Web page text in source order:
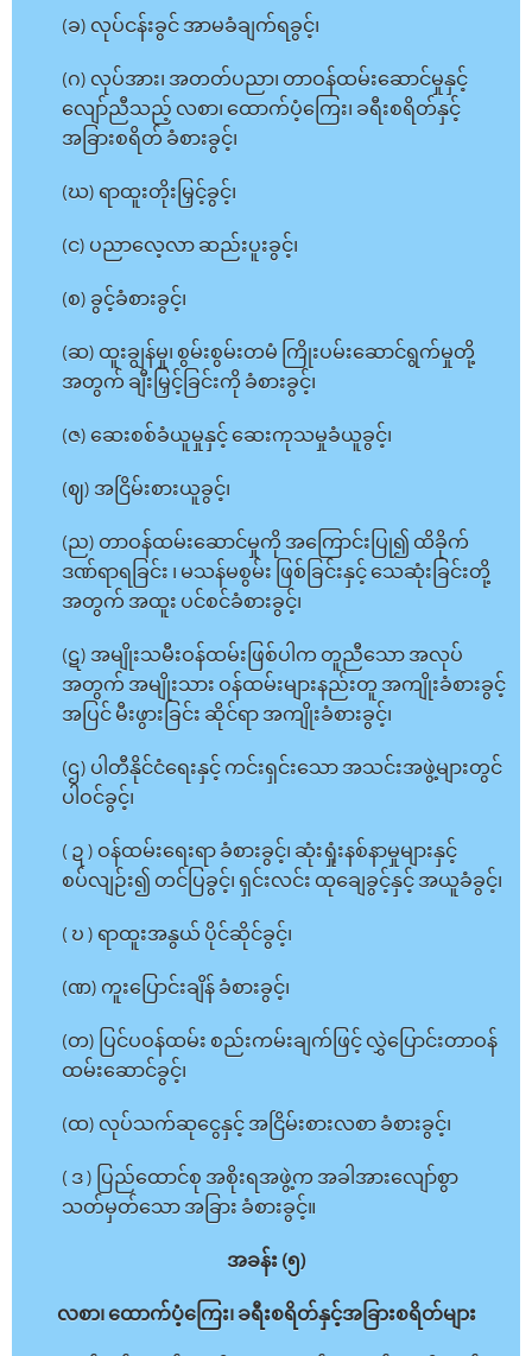
(ခ) လုပ်ငန်းခွင် အာမခံချက်ရခွင့်၊
(ဂ) လုပ်အား၊ အတတ်ပညာ၊ တာဝန်ထမ်းဆောင်မှုနှင့်
လျော်ညီသည့် လစာ၊ ထောက်ပံ့ကြေး၊ ခရီးစရိတ်နှင့်
အခြားစရိတ် ခံစားခွင့်၊
(ဃ) ရာထူးတိုးမြှင့်ခွင့်၊
(င) ပညာလေ့လာ ဆည်းပူးခွင့်၊
(စ) ခွင့်ခံစားခွင့်၊
(ဆ) ထူးချွန်မှု၊ စွမ်းစွမ်းတမံ ကြိုးပမ်းဆောင်ရွက်မှုတို့
အတွက် ချီးမြှင့်ခြင်းကို ခံစားခွင့်၊
(ဇ) ဆေးစစ်ခံယူမှုနှင့် ဆေးကုသမှုခံယူခွင့်၊
(ဈ) အငြိမ်းစားယူခွင့်၊
(ည) တာဝန်ထမ်းဆောင်မှုကို အကြောင်းပြု၍ ထိခိုက်
ဒဏ်ရာရခြင်း ၊ မသန်မစွမ်း ဖြစ်ခြင်းနှင့် သေဆုံးခြင်းတို့
အတွက် အထူး ပင်စင်ခံစားခွင့်၊
(ဋ) အမျိုးသမီးဝန်ထမ်းဖြစ်ပါက တူညီသော အလုပ်
အတွက် အမျိုးသား ဝန်ထမ်းများနည်းတူ အကျိုးခံစားခွင့်
အပြင် မီးဖွားခြင်း ဆိုင်ရာ အကျိုးခံစားခွင့်၊
(ဌ) ပါတီနိုင်ငံရေးနှင့် ကင်းရှင်းသော အသင်းအဖွဲ့များတွင်
ပါဝင်ခွင့်၊
( ဍ ) ဝန်ထမ်းရေးရာ ခံစားခွင့်၊ ဆုံးရှုံးနစ်နာမှုများနှင့်
စပ်လျဉ်း၍ တင်ပြခွင့်၊ ရှင်းလင်း ထုချေခွင့်နှင့် အယူခံခွင့်၊
( ဎ ) ရာထူးအနွယ် ပိုင်ဆိုင်ခွင့်၊
(ဏ) ကူးပြောင်းချိန် ခံစားခွင့်၊
(တ) ပြင်ပဝန်ထမ်း စည်းကမ်းချက်ဖြင့် လွှဲပြောင်းတာဝန်
ထမ်းဆောင်ခွင့်၊
(ထ) လုပ်သက်ဆုငွေနှင့် အငြိမ်းစားလစာ ခံစားခွင့်၊
( ဒ ) ပြည်ထောင်စု အစိုးရအဖွဲ့က အခါအားလျော်စွာ
သတ်မှတ်သော အခြား ခံစားခွင့်။
အခန်း (၅)
လစာ၊ ထောက်ပံ့ကြေး၊ ခရီးစရိတ်နှင့်အခြားစရိတ်များ